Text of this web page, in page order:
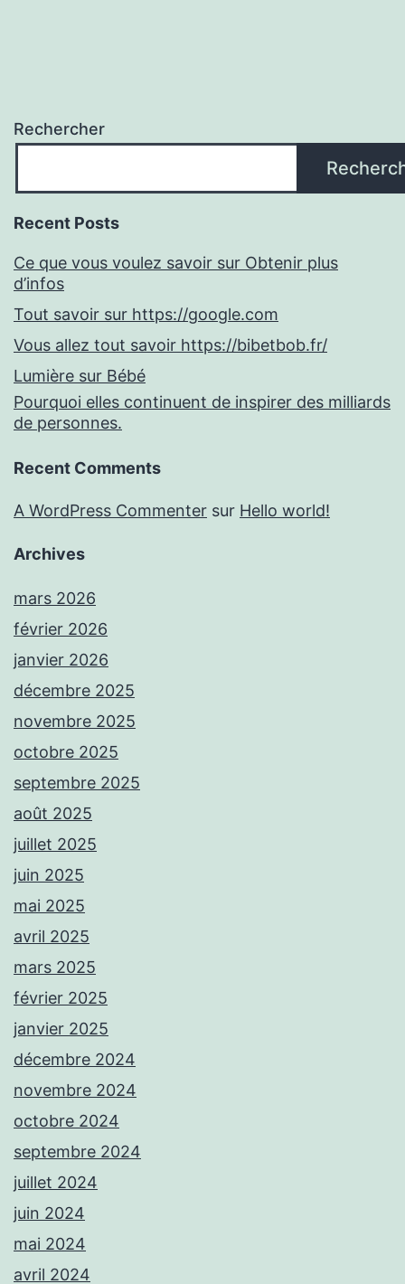
Rechercher
Recent Posts
Ce que vous voulez savoir sur Obtenir plus
d’infos
Tout savoir sur https://google.com
Vous allez tout savoir https://bibetbob.fr/
Lumière sur Bébé
Pourquoi elles continuent de inspirer des milliards
de personnes.
Recent Comments
A WordPress Commenter sur Hello world!
Archives
mars 2026
février 2026
janvier 2026
décembre 2025
novembre 2025
octobre 2025
septembre 2025
août 2025
juillet 2025
juin 2025
mai 2025
avril 2025
mars 2025
février 2025
janvier 2025
décembre 2024
novembre 2024
octobre 2024
septembre 2024
juillet 2024
juin 2024
mai 2024
avril 2024